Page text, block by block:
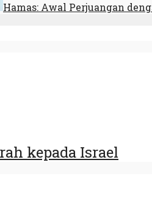
Hamas: Awal Perjuangan
kepada Israel